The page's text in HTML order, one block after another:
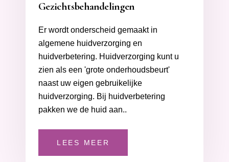
Gezichtsbehandelingen
Er wordt onderscheid gemaakt in
algemene huidverzorging en
huidverbetering. Huidverzorging kunt u
zien als een 'grote onderhoudsbeurt'
naast uw eigen gebruikelijke
huidverzorging. Bij huidverbetering
pakken we de huid aan..
LEES MEER